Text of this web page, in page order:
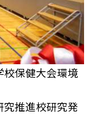
保健大会環境
推進校研究発